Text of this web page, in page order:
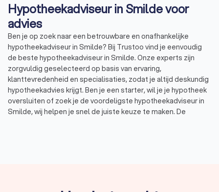
Hypotheekadviseur in Smilde voor
advies
Ben je op zoek naar een betrouwbare en onafhankelijke
hypotheekadviseur in Smilde? Bij Trustoo vind je eenvoudig
de beste hypotheekadviseur in Smilde. Onze experts zijn
zorgvuldig geselecteerd op basis van ervaring,
klanttevredenheid en specialisaties, zodat je altijd deskundig
hypotheekadvies krijgt. Ben je een starter, wil je je hypotheek
oversluiten of zoek je de voordeligste hypotheekadviseur in
Smilde, wij helpen je snel de juiste keuze te maken. De